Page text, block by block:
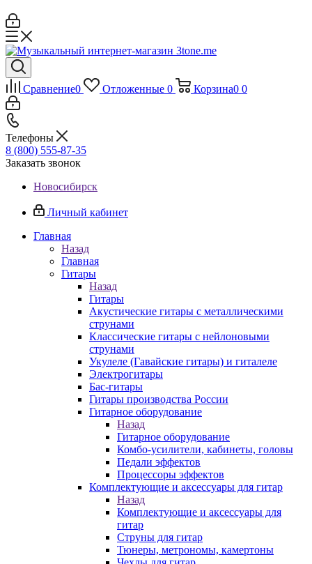
Сравнение0 Отложенные 0 Корзина0 0
Телефоны
8 (800) 555-87-35
Заказать звонок
Новосибирск
Личный кабинет
Главная
Назад
Главная
Гитары
Назад
Гитары
Акустические гитары с металлическими
струнами
Классические гитары с нейлоновыми
струнами
Укулеле (Гавайские гитары) и гиталеле
Электрогитары
Бас-гитары
Гитары производства России
Гитарное оборудование
Назад
Гитарное оборудование
Комбо-усилители, кабинеты, головы
Педали эффектов
Процессоры эффектов
Комплектующие и аксессуары для гитар
Назад
Комплектующие и аксессуары для
гитар
Струны для гитар
Тюнеры, метрономы, камертоны